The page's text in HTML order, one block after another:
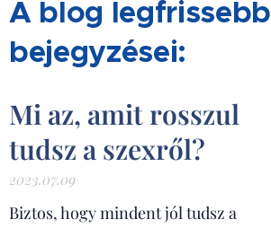
A blog legfrissebb
bejegyzései:
Mi az, amit rosszul
tudsz a szexről?
2023.07.09
Biztos, hogy mindent jól tudsz a